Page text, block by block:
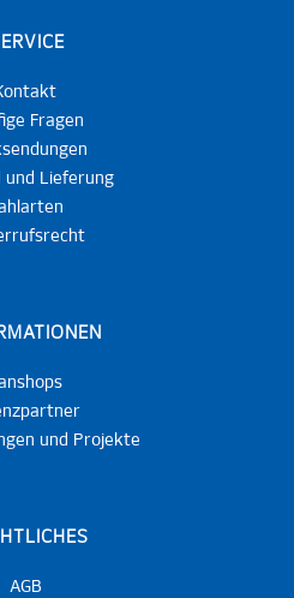
Fragen
und Lieferung
und Projekte
AGB